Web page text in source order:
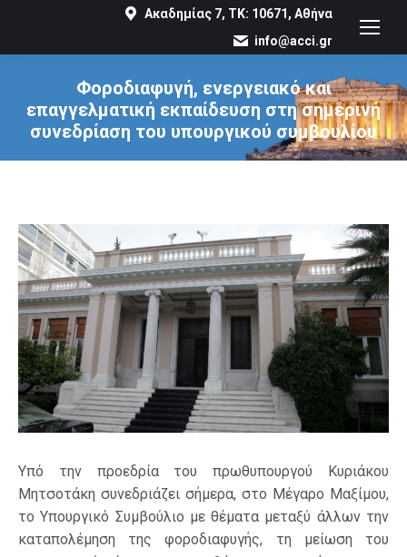
Ακαδημίας 7, ΤΚ: 10671, Αθήνα
info@acci.gr
Φοροδιαφυγή, ενεργειακό και
επαγγελματική εκπαίδευση στη σημερινή
συνεδρίαση του υπουργικού συμβουλίου
You are here:
Υπό την προεδρία του πρωθυπουργού Κυριάκου
Μητσοτάκη συνεδριάζει σήμερα, στο Μέγαρο Μαξίμου,
το Υπουργικό Συμβούλιο με θέματα μεταξύ άλλων την
καταπολέμηση της φοροδιαφυγής, τη μείωση του